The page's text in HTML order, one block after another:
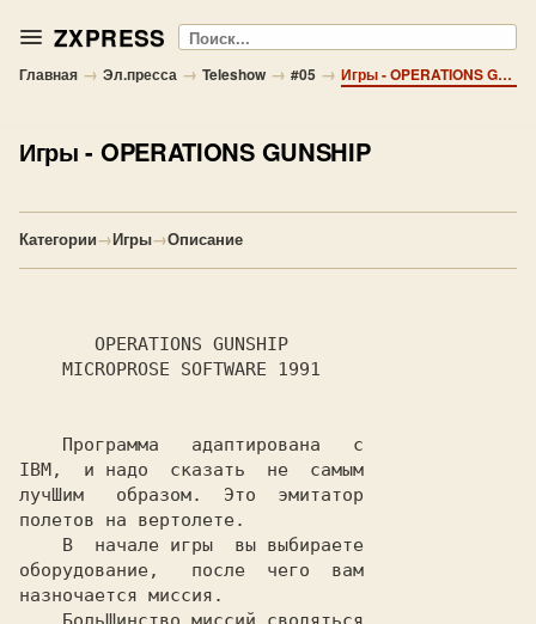
ZXPRESS Поиск
Главная → Эл.пресса → Teleshow → #05 → Игры - OPERATIONS GUNSHIP
Игры - OPERATIONS GUNSHIP
Категории→Игры→Описание
IBM,  и надо  сказать  не  самым
лучШим   образом.  Это  эмитатор
полетов на вертолете.
оборудование,   после  чего  вам
назночается миссия.